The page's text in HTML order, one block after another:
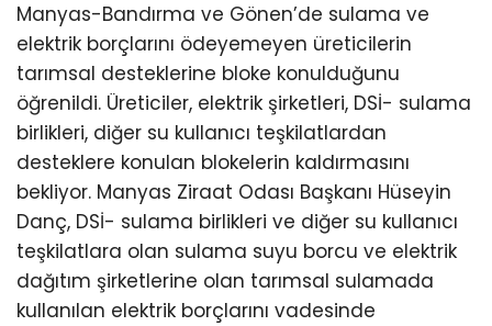
Manyas-Bandırma ve Gönen’de sulama ve
elektrik borçlarını ödeyemeyen üreticilerin
tarımsal desteklerine bloke konulduğunu
öğrenildi. Üreticiler, elektrik şirketleri, DSİ- sulama
birlikleri, diğer su kullanıcı teşkilatlardan
desteklere konulan blokelerin kaldırmasını
bekliyor. Manyas Ziraat Odası Başkanı Hüseyin
Danç, DSİ- sulama birlikleri ve diğer su kullanıcı
teşkilatlara olan sulama suyu borcu ve elektrik
dağıtım şirketlerine olan tarımsal sulamada
kullanılan elektrik borçlarını vadesinde